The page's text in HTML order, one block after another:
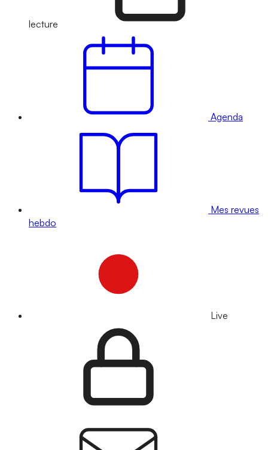
lecture
Agenda
Mes revues
hebdo
Live